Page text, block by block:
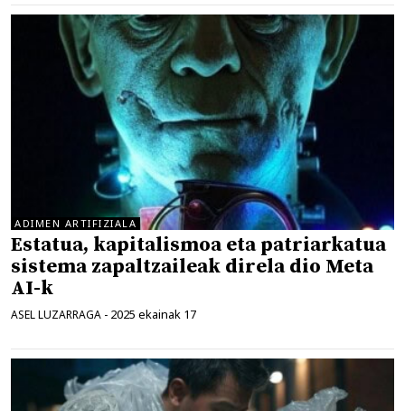
ADIMEN ARTIFIZIALA
Estatua, kapitalismoa eta patriarkatua
sistema zapaltzaileak direla dio Meta
AI-k
ASEL LUZARRAGA - 2025 ekainak 17